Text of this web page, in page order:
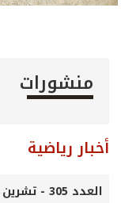
منشورات
أخبار رياضية
العدد 305 - تشرين الثاني 2010